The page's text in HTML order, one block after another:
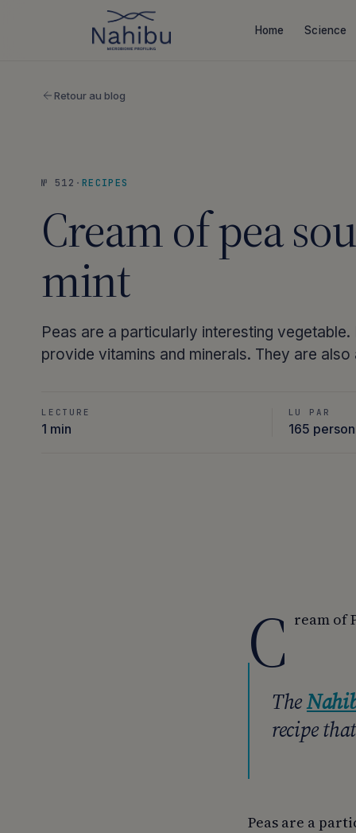
Home Science
Retour au blog
№ 512 · RECIPES
Cream of pea
mint
Peas are a particularly interesting
provide vitamins and minerals. They are also
LECTURE
1 min
LU PAR
165
C ream of
The
recipe
Peas are a